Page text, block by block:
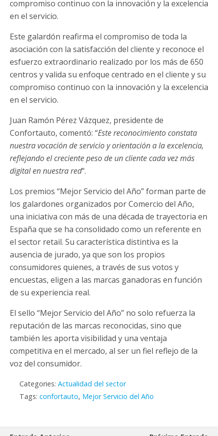
compromiso continuo con la innovación y la excelencia
en el servicio.
Este galardón reafirma el compromiso de toda la
asociación con la satisfacción del cliente y reconoce el
esfuerzo extraordinario realizado por los más de 650
centros y valida su enfoque centrado en el cliente y su
compromiso continuo con la innovación y la excelencia
en el servicio.
Juan Ramón Pérez Vázquez, presidente de
Confortauto, comentó: “Este reconocimiento constata
nuestra vocación de servicio y orientación a la excelencia,
reflejando el creciente peso de un cliente cada vez más
digital en nuestra red“.
Los premios “Mejor Servicio del Año” forman parte de
los galardones organizados por Comercio del Año,
una iniciativa con más de una década de trayectoria en
España que se ha consolidado como un referente en
el sector retail. Su característica distintiva es la
ausencia de jurado, ya que son los propios
consumidores quienes, a través de sus votos y
encuestas, eligen a las marcas ganadoras en función
de su experiencia real.
El sello “Mejor Servicio del Año” no solo refuerza la
reputación de las marcas reconocidas, sino que
también les aporta visibilidad y una ventaja
competitiva en el mercado, al ser un fiel reflejo de la
voz del consumidor.
Categories: Actualidad del sector
Tags: confortauto, Mejor Servicio del Año